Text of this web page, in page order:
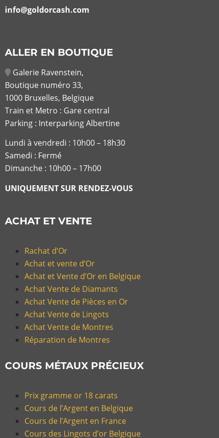
info@goldorcash.com
ALLER EN BOUTIQUE
Galerie Ravenstein,
Boutique numéro 33,
1000 Bruxelles, Belgique
Train et Metro : Gare central
Parking : Interparking Albertine
Lundi à vendredi : 10h00 – 18h30
Samedi : Fermé
Dimanche : 10h00 – 17h00
UNIQUEMENT SUR RENDEZ-VOUS
ACHAT ET VENTE
Rachat d’Or
Achat et vente d’Or
Achat et Vente d’Or en Belgique
Achat Vente de Diamants
Achat Vente de Pièces en Or
Achat Vente de Lingots
Achat Vente de Montres
Réparation de Montres
COURS MÉTAUX PRÉCIEUX
Prix gramme or 18 carats
Cours de l’Argent en Belgique
Cours de l’Argent en France
Cours des Lingots d’or Belgique